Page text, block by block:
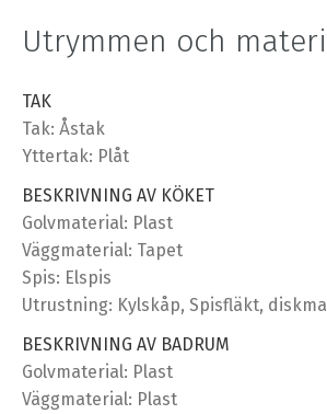
Utrymmen och
TAK
Tak: Åstak
Yttertak: Plåt
BESKRIVNING AV KÖKET
Golvmaterial: Plast
Väggmaterial: Tapet
Spis: Elspis
Utrustning: Kylskåp, Spisfläkt,
BESKRIVNING AV BADRUM
Golvmaterial: Plast
Väggmaterial: Plast